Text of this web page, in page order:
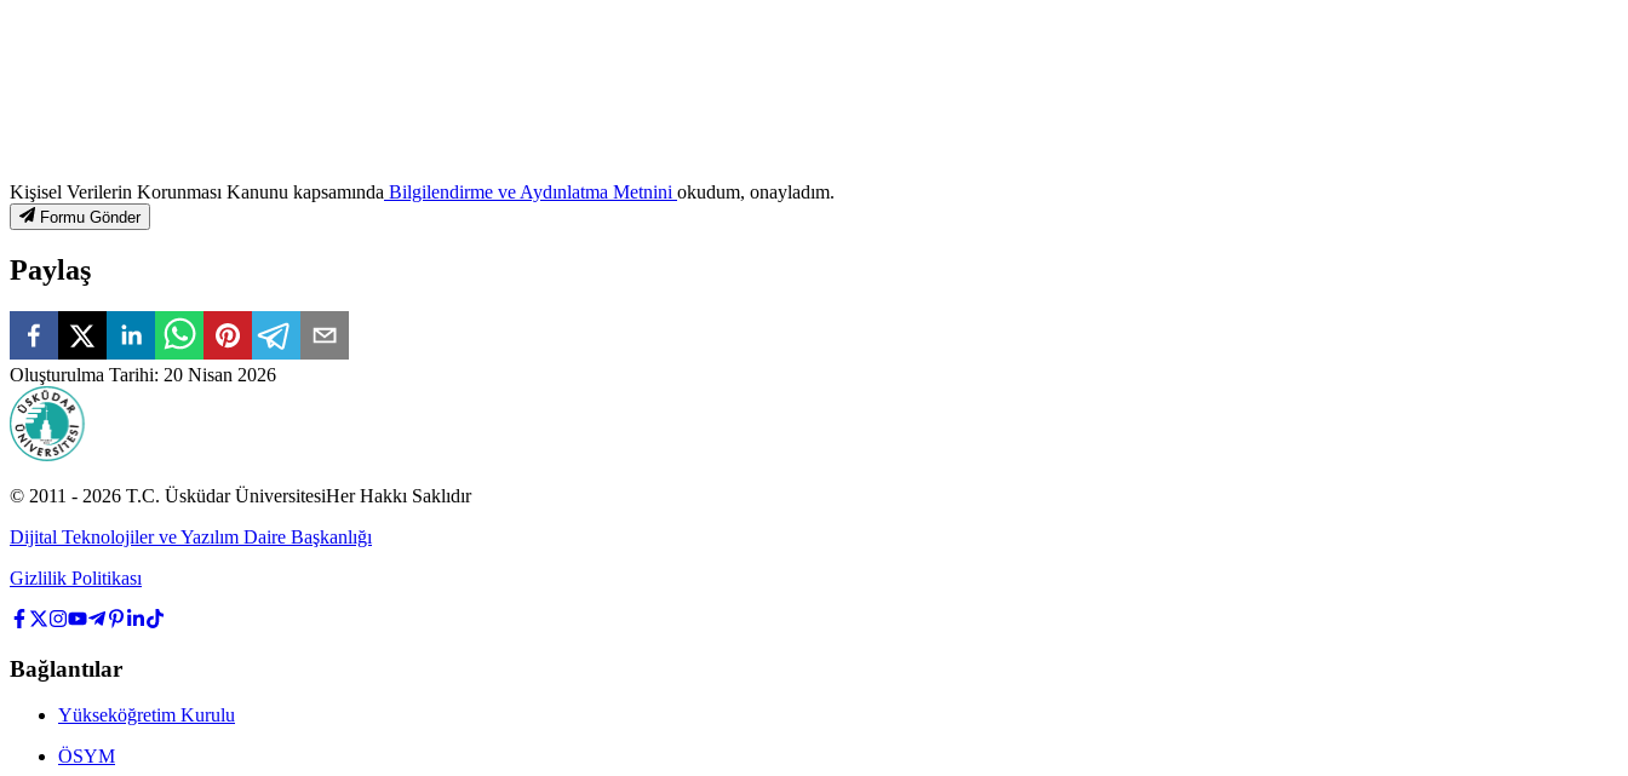
Kişisel Verilerin Korunması Kanunu kapsamında Bilgilendirme ve Aydınlatma Metnini okudum, onayladım.
Formu Gönder
Paylaş
Oluşturulma Tarihi: 20 Nisan 2026
© 2011 - 2026 T.C. Üsküdar ÜniversitesiHer Hakkı Saklıdır
Dijital Teknolojiler ve Yazılım Daire Başkanlığı
Gizlilik Politikası
Bağlantılar
Yükseköğretim Kurulu
ÖSYM